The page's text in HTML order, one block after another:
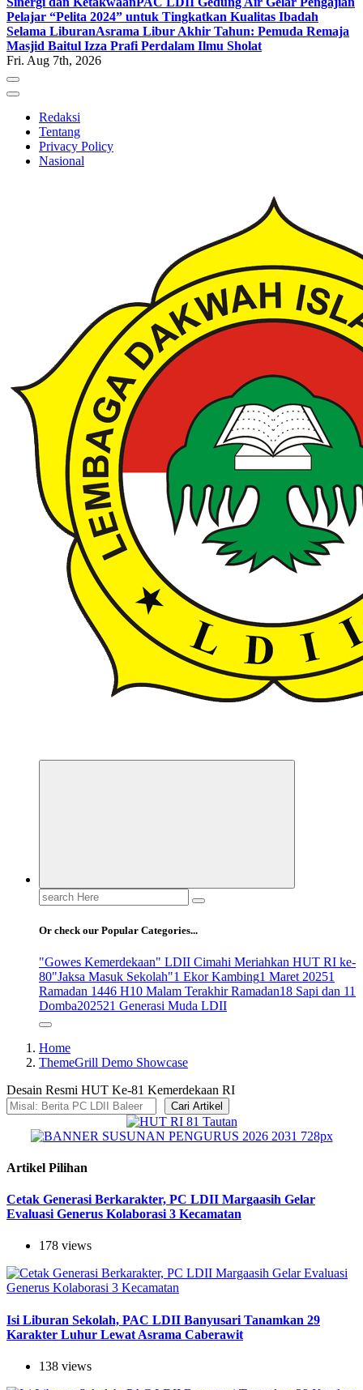
Pelajar “Pelita 2024” untuk Tingkatkan Kualitas Ibadah
Selama LiburanAsrama Libur Akhir Tahun: Pemuda Remaja
Masjid Baitul Izza Prafi Perdalam Ilmu Sholat
Fri. Aug 7th, 2026
Redaksi
Tentang
Privacy Policy
Nasional
Search
for:
Or check our Popular Categories...
"Gowes Kemerdekaan" LDII Cimahi Meriahkan HUT RI ke-
80"Jaksa Masuk Sekolah"1 Ekor Kambing1 Maret 20251
Ramadan 1446 H10 Malam Terakhir Ramadan18 Sapi dan 11
Domba202521 Generasi Muda LDII
Home
ThemeGrill Demo Showcase
Desain Resmi HUT Ke-81 Kemerdekaan RI
Cari Artikel
Artikel Pilihan
Cetak Generasi Berkarakter, PC LDII Margaasih Gelar
Evaluasi Generus Kolaborasi 3 Kecamatan
178 views
Isi Liburan Sekolah, PAC LDII Banyusari Tanamkan 29
Karakter Luhur Lewat Asrama Caberawit
138 views